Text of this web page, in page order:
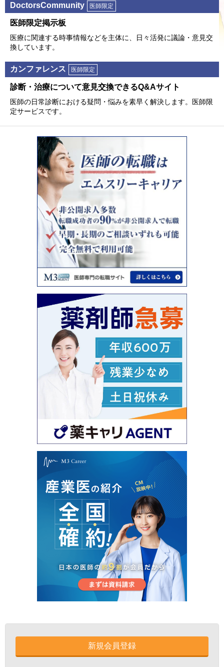
DoctorsCommunity 医師限定
医師限定掲⽰板
医療に関連する時事情報などを主体に、⽇々活発に議論・意⾒交
換しています。
カンファレンス 医師限定
診断・治療について意⾒交換できるQ&Aサイト
医師の⽇常診断における疑問・悩みを素早く解決します。医師限
定サービスです。
新規会員登録